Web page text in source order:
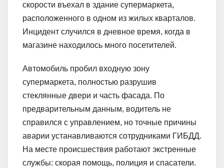
скорости въехал в здание супермаркета,
расположенного в одном из жилых кварталов.
Инцидент случился в дневное время, когда в
магазине находилось много посетителей.
Автомобиль пробил входную зону
супермаркета, полностью разрушив
стеклянные двери и часть фасада. По
предварительным данным, водитель не
справился с управлением, но точные причины
аварии устанавливаются сотрудниками ГИБДД.
На месте происшествия работают экстренные
службы: скорая помощь, полиция и спасатели.